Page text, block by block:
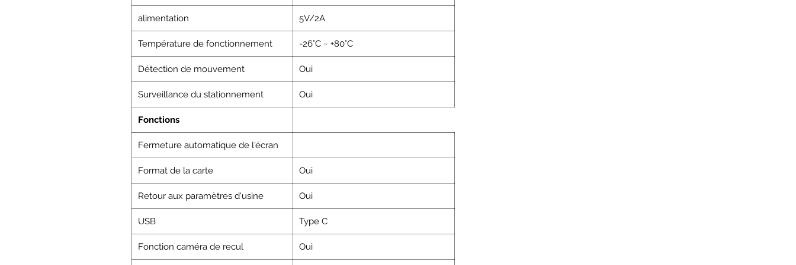
alimentation 5V/2A
Température de fonctionnement -26°C ~ +80°C
Détection de mouvement Oui
Surveillance du stationnement Oui
Fonctions
Fermeture automatique de l'écran
Format de la carte Oui
Retour aux paramètres d'usine Oui
USB Type C
Fonction caméra de recul Oui